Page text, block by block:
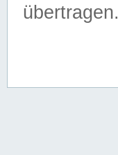
übertragen.